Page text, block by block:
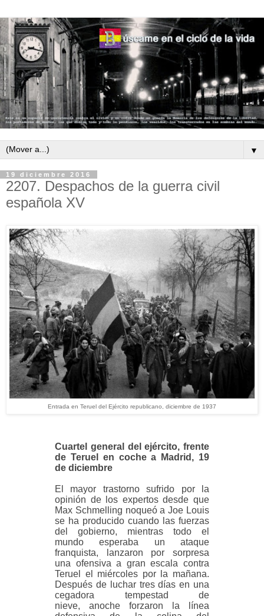
▼
19 diciembre 2016
2207. Despachos de la guerra civil
española XV
Entrada en Teruel del Ejército republicano, diciembre de 1937
Cuartel general del ejército, frente
de Teruel en coche a Madrid, 19
de diciembre
El mayor trastorno sufrido por la
opinión de los expertos desde que
Max Schmelling noqueó a Joe Louis
se ha producido cuando las fuerzas
del gobierno, mientras todo el
mundo esperaba un ataque
franquista, lanzaron por sorpresa
una ofensiva a gran escala contra
Teruel el miércoles por la mañana.
Después de luchar tres días en una
cegadora tempestad de
nieve,anoche forzaron la línea